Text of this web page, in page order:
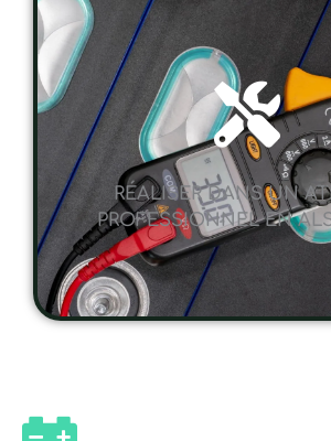
RÉALISER DANS UN
PROFESSIONNEL EN